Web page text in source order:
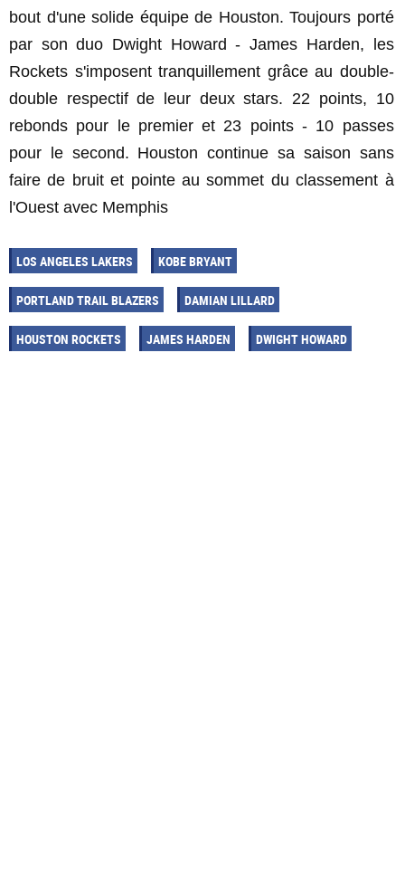
bout d'une solide équipe de Houston. Toujours porté
par son duo Dwight Howard - James Harden, les
Rockets s'imposent tranquillement grâce au double-
double respectif de leur deux stars. 22 points, 10
rebonds pour le premier et 23 points - 10 passes
pour le second. Houston continue sa saison sans
faire de bruit et pointe au sommet du classement à
l'Ouest avec Memphis
LOS ANGELES LAKERS KOBE BRYANT
PORTLAND TRAIL BLAZERS DAMIAN LILLARD
HOUSTON ROCKETS JAMES HARDEN DWIGHT HOWARD